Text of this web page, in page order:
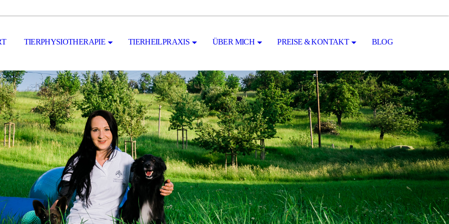
TIERPHYSIOTHERAPIE TIERHEILPRAXIS ÜBER MICH PREISE & KONTAKT BLOG